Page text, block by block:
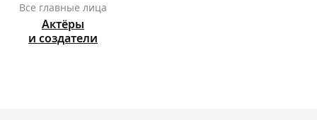
Все главные лица
Актёры
и создатели